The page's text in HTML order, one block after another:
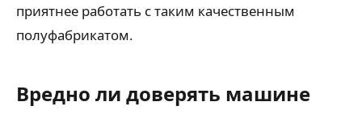
приятнее работать с таким качественным
полуфабрикатом.
Вредно ли доверять машине